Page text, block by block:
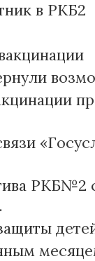
в РКБ2
РКБ№2